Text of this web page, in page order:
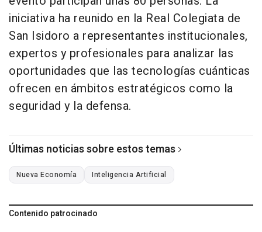
iniciativa ha reunido en la Real Colegiata de
San Isidoro a representantes institucionales,
expertos y profesionales para analizar las
oportunidades que las tecnologías cuánticas
ofrecen en ámbitos estratégicos como la
seguridad y la defensa.
Últimas noticias sobre estos temas
Nueva Economía Inteligencia Artificial
Contenido patrocinado